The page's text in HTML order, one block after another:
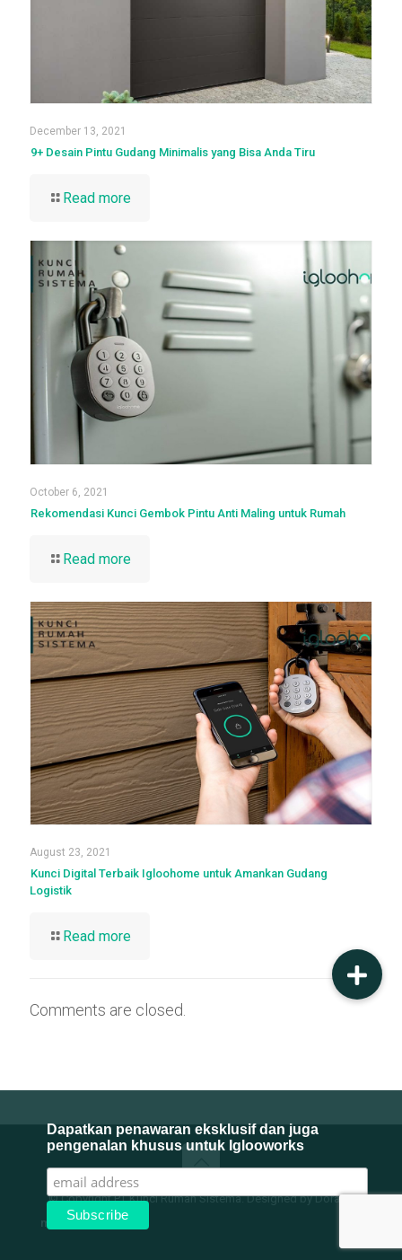
December 13, 2021
9+ Desain Pintu Gudang Minimalis yang Bisa Anda Tiru
Read more
October 6, 2021
Rekomendasi Kunci Gembok Pintu Anti Maling untuk Rumah
Read more
August 23, 2021
Kunci Digital Terbaik Igloohome untuk Amankan Gudang
Logistik
Read more
Comments are closed.
mpFooter
Dapatkan penawaran eksklusif dan juga
pengenalan khusus untuk Iglooworks
© Copyright PT Kunci Rumah Sistema. Designed by Dorado